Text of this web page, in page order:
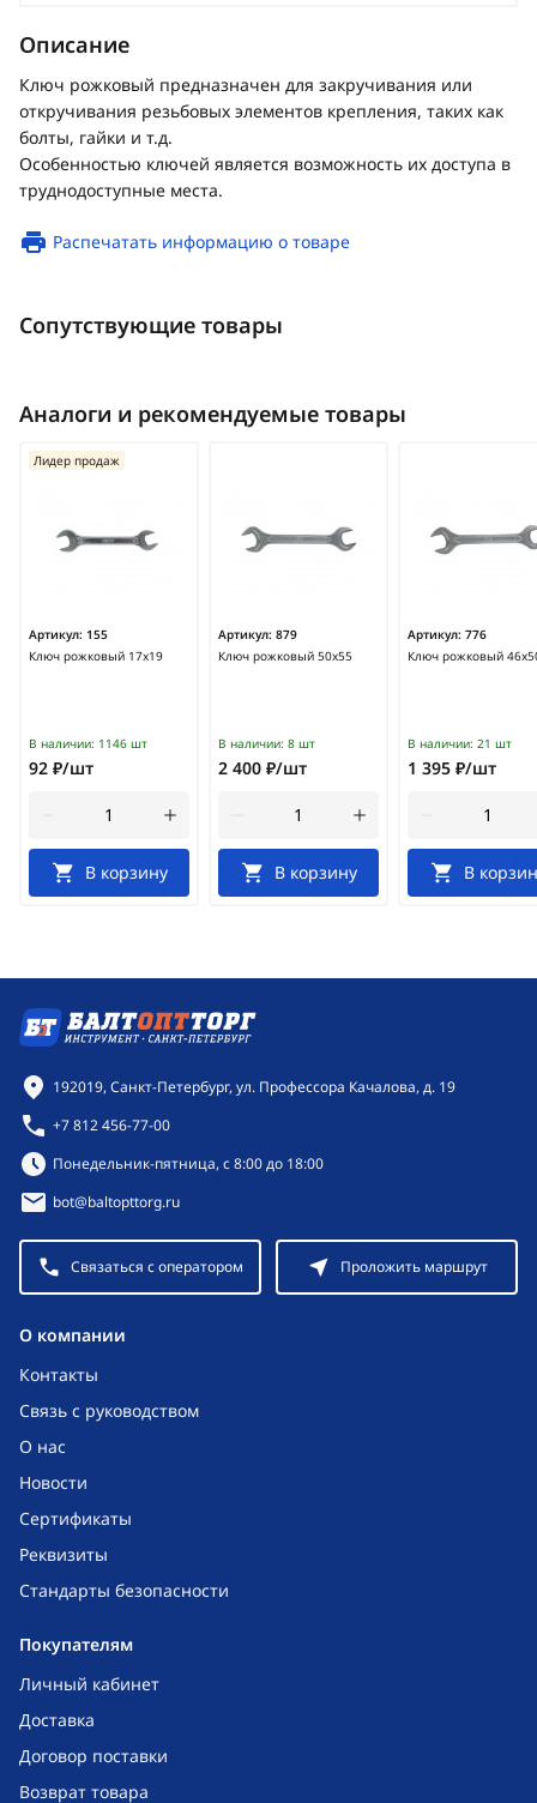
Описание
Ключ рожковый предназначен для закручивания или
откручивания резьбовых элементов крепления, таких как
болты, гайки и т.д.
Особенностью ключей является возможность их доступа в
труднодоступные места.
Распечатать информацию о товаре
Сопутствующие товары
Аналоги и рекомендуемые товары
Артикул: 155
Ключ рожковый 17х19
Лидер продаж
В наличии: 1146 шт
92 ₽/шт
В корзину
Артикул: 879
Ключ рожковый 50х55
В наличии: 8 шт
2 400 ₽/шт
В корзину
Артикул: 776
Ключ рожковый
В наличии: 21 шт
1 395 ₽/шт
В
O компании
Контакты
Связь с руководством
О нас
Новости
Сертификаты
Реквизиты
Стандарты безопасности
Покупателям
Личный кабинет
Доставка
Договор поставки
Возврат товара
Контактная информация
192019, Санкт-Петербург, ул. Профессора Качалова, д. 19
+7 812 456-77-00
Режим работы:
Понедельник-пятница, с 8:00 до 18:00
bot@baltopttorg.ru
Связаться с оператором Проложить маршрут